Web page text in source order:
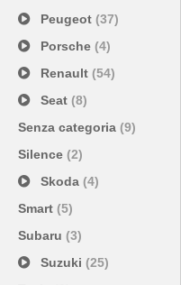
Peugeot (37)
Porsche (4)
Renault (54)
Seat (8)
Senza categoria (9)
Silence (2)
Skoda (4)
Smart (5)
Subaru (3)
Suzuki (25)